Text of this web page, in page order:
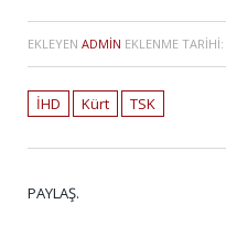
EKLEYEN ADMIN EKLENME TARIHI:
İHD Kürt TSK
PAYLAŞ.